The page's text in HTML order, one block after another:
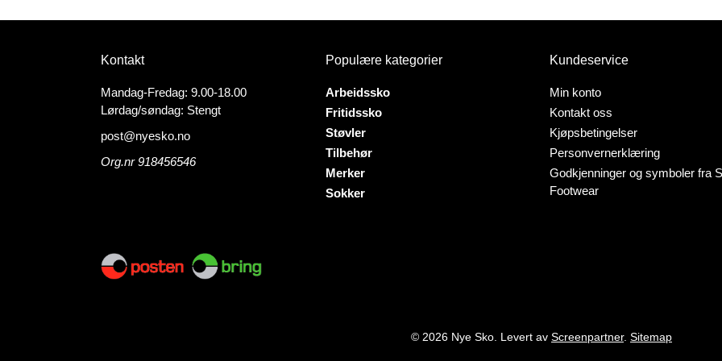
har
varianter.
kan
velges
produktsiden
produktet
flere
varianter.
Alternativene
kan
på
produktsiden
har
varianter.
kan
velges
på
Kontakt
Mandag-Fredag: 9.00-18.00
Lørdag/søndag: Stengt
post@nyesko.no
Org.nr 918456546
Populære kategorier
Arbeidssko
Fritidssko
Støvler
Tilbehør
Merker
Sokker
Kundeservice
Min konto
Kontakt oss
Kjøpsbetingelser
Personvernerklæring
Godkjenninger og symboler fra
Footwear
© 2026 Nye Sko. Levert av Screenpartner. Sitemap